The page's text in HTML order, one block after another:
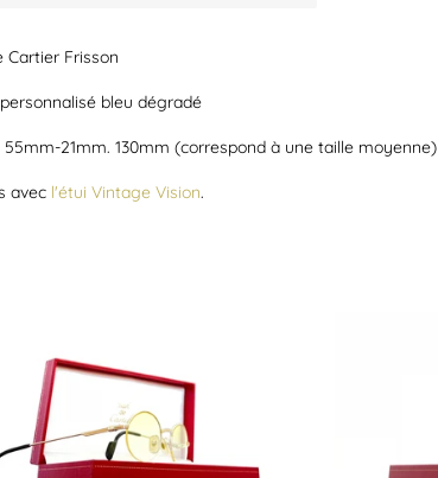
Cartier Frisson
bleu dégradé
55mm-21mm. 130mm (correspond à une taille moyenne)
avec l'étui Vintage Vision.